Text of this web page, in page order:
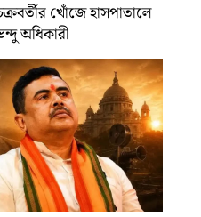
খোঁজে হাসপাতালে
অধিকারী